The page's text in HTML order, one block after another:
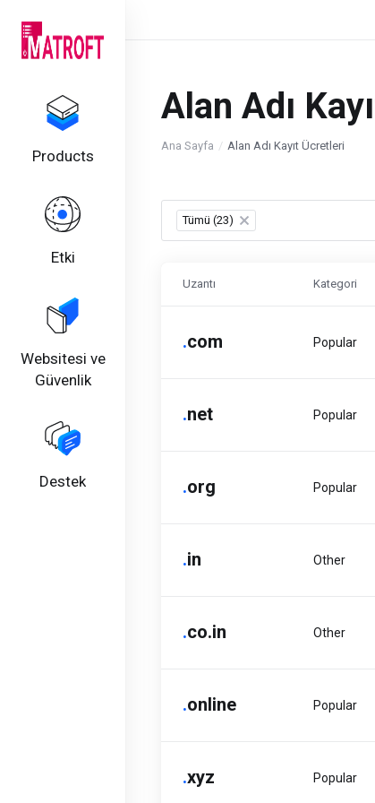
Products
Etki
Websitesi ve
Güvenlik
Destek
Alan Adı
Ana Sayfa Alan Adı Kayıt Ücretleri
Tümü (23) ×
Uzantı Kategori
.com Popular
.net Popular
.org Popular
.in Other
.co.in Other
.online Popular
.xyz Popular